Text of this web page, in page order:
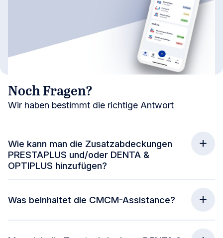
Noch Fragen?
Wir haben bestimmt die richtige Antwort
Wie kann man die Zusatzabdeckungen
PRESTAPLUS und/oder DENTA &
OPTIPLUS hinzufügen?
Was beinhaltet die CMCM-Assistance?